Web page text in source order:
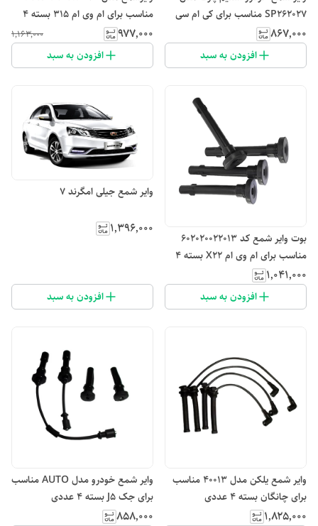
SP262027 مناسب برای کی ام سی
تی8 4 عددی
۸۶۷٬۰۰۰
افزودن به سبد
مناسب برای ام وی ام 315 بسته 4
عددی
۹۷۷٬۰۰۰ ۱٬۱۶۳٬۰۰۰
افزودن به سبد
بوت وایر شمع کد 602020022013
مناسب برای ام وی ام X22 بسته 4
عددی
۱٬۰۴۱٬۰۰۰
افزودن به سبد
وایر شمع جیلی امگرند ۷
۱٬۳۹۶٬۰۰۰
افزودن به سبد
وایر شمع یلکن مدل 40013 مناسب
برای چانگان بسته 4 عددی
۱٬۸۲۵٬۰۰۰
وایر شمع خودرو مدل AUTO مناسب
برای جک J5 بسته 4 عددی
۸۵۸٬۰۰۰